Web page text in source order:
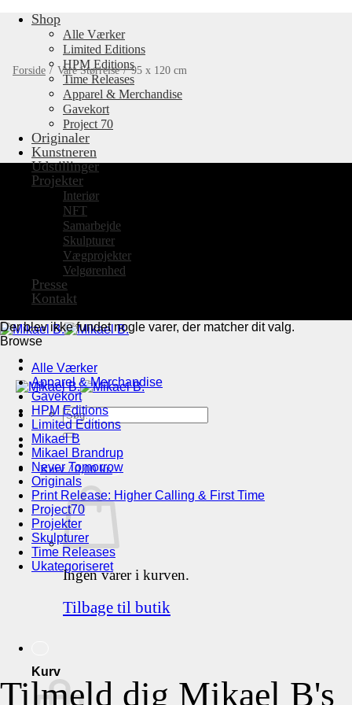
FortsætShop
Alle Værker
Limited Editions
HPM Editions
Time Releases
Apparel & Merchandise
Gavekort
Project 70
Originaler
Kunstneren
Udstillinger
Projekter
Interiør
NFT
Samarbejde
Skulpturer
Vægprojekter
Velgørenhed
Presse
Kontakt
Søg
efter:
Kurv /0,00kr.
Ingen varer i kurven.
Tilbage til butik
Kurv
Forside / Vare Størrelse/95 x 120 cm
Der blev ikke fundet nogle varer, der matcher dit valg.
Browse
Alle Værker
Apparel & Merchandise
Gavekort
HPM Editions
Limited Editions
Mikael B
Mikael Brandrup
Never Tomorrow
Originals
Print Release: Higher Calling & First Time
Project70
Projekter
Skulpturer
Time Releases
Ukategoriseret
Tilmeld dig Mikael B's